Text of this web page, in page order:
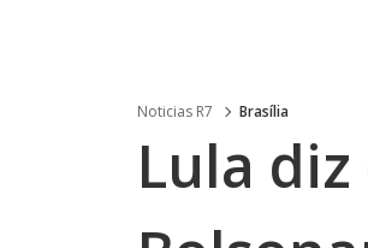
Noticias R7 Brasília
Lula